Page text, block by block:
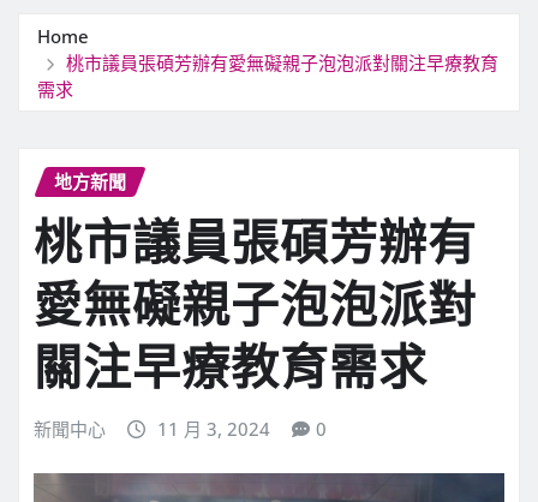
Home
桃市議員張碩芳辦有愛無礙親子泡泡派對關注早療教育
需求
地方新聞
桃市議員張碩芳辦有
愛無礙親子泡泡派對
關注早療教育需求
新聞中心 11 月 3, 2024 0